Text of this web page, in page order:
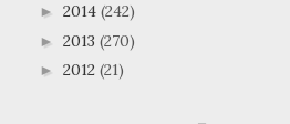
► 2014 (242)
► 2013 (270)
► 2012 (21)